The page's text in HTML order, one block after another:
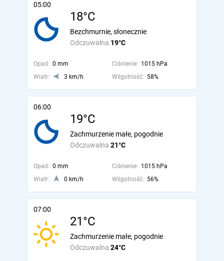
05:00
18°C
Odczuwalna 19°C
Bezchmurnie, słonecznie
Opad: 0 mm Ciśnienie: 1015 hPa
Wiatr:
3 km/h Wilgotność: 58%
06:00
19°C
Odczuwalna 21°C
Zachmurzenie małe, pogodnie
Opad: 0 mm Ciśnienie: 1015 hPa
Wiatr:
0 km/h Wilgotność: 56%
07:00
21°C
Odczuwalna 24°C
Zachmurzenie małe, pogodnie